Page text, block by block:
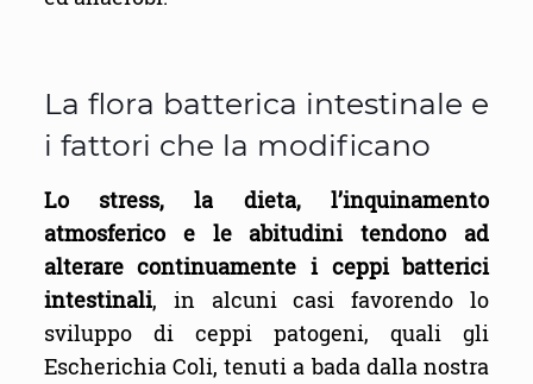
La flora batterica intestinale e
i fattori che la modificano
Lo stress, la dieta, l’inquinamento
atmosferico e le abitudini tendono ad
alterare continuamente i ceppi batterici
intestinali, in alcuni casi favorendo lo
sviluppo di ceppi patogeni, quali gli
Escherichia Coli, tenuti a bada dalla nostra